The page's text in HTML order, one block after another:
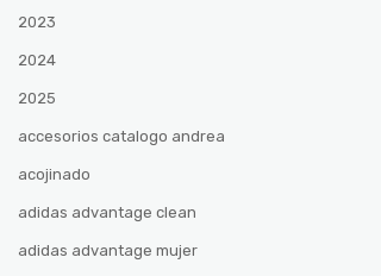
2023
2024
2025
accesorios catalogo andrea
acojinado
adidas advantage clean
adidas advantage mujer